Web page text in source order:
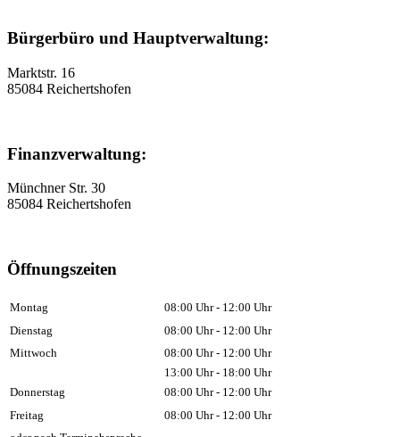
Bürgerbüro und Hauptverwaltung:
Marktstr. 16
85084 Reichertshofen
Finanzverwaltung:
Münchner Str. 30
85084 Reichertshofen
Öffnungszeiten
Montag
08:00 Uhr - 12:00 Uhr
Dienstag
08:00 Uhr - 12:00 Uhr
Mittwoch
08:00 Uhr - 12:00 Uhr
13:00 Uhr - 18:00 Uhr
Donnerstag
08:00 Uhr - 12:00 Uhr
Freitag
08:00 Uhr - 12:00 Uhr